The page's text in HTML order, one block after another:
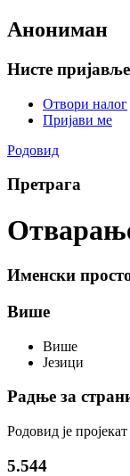
Анониман
Нисте
Отвори налог
Пријави ме
Родовид
Претрага
Именски
Више
Више
Језици
Радње за
Родовид је
5.544